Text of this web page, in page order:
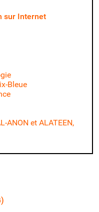
sur Internet
Bleue
ANON et ALATEEN,